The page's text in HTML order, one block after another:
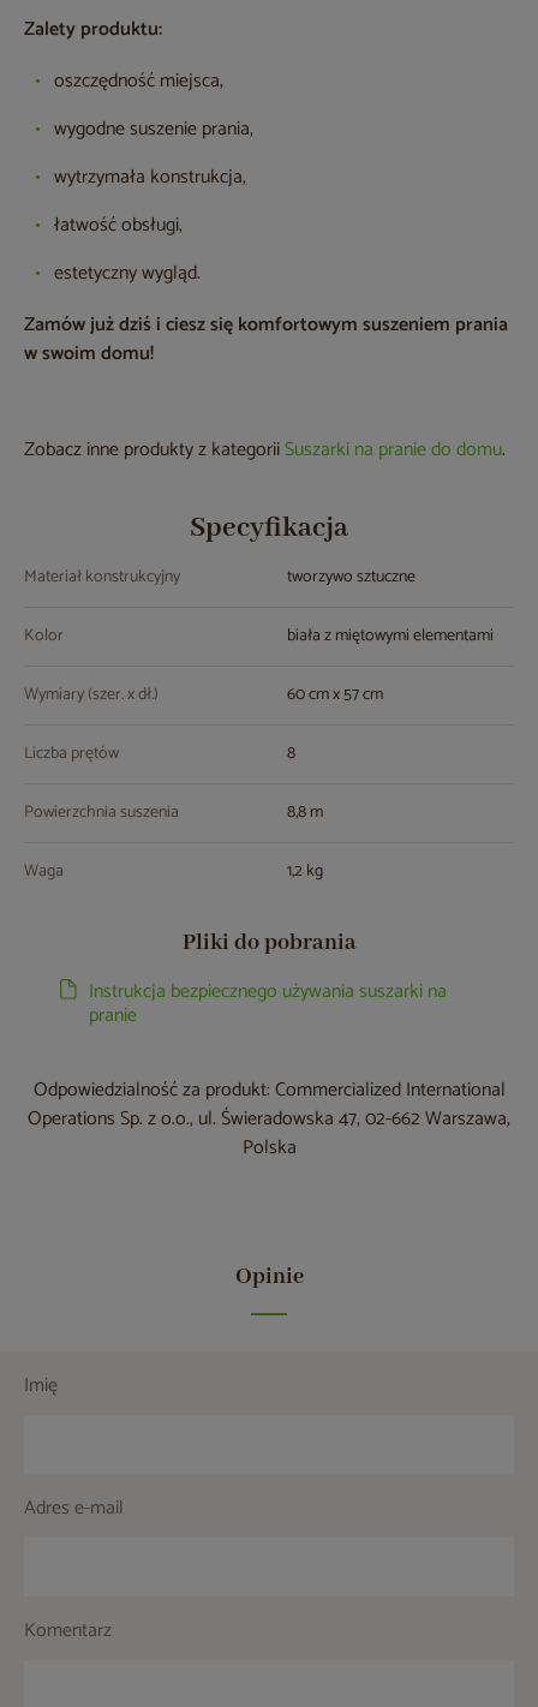
Zalety produktu:
oszczędność miejsca,
wygodne suszenie prania,
wytrzymała konstrukcja,
łatwość obsługi,
estetyczny wygląd.
Zamów już dziś i ciesz się komfortowym suszeniem prania
w swoim domu!
Zobacz inne produkty z kategoriiSuszarki na pranie do domu.
Specyfikacja
Materiał konstrukcyjny tworzywo sztuczne
Kolor biała z miętowymi elementami
Wymiary (szer. x dł.) 60 cm x 57 cm
Liczba prętów 8
Powierzchnia suszenia 8,8 m
Waga 1,2 kg
Pliki do pobrania
Instrukcja bezpiecznego używania suszarki na
pranie
Odpowiedzialność za produkt: Commercialized International
Operations Sp. z o.o., ul. Świeradowska 47, 02-662 Warszawa,
Polska
Opinie
Imię
Adres e-mail
Komentarz